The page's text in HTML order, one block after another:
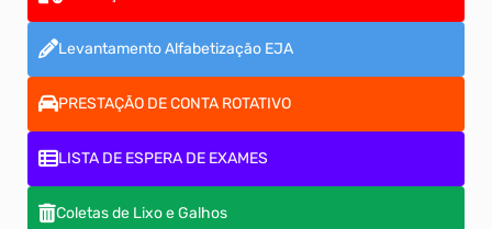
Levantamento Alfabetização EJA
PRESTAÇÃO DE CONTA ROTATIVO
LISTA DE ESPERA DE EXAMES
Coletas de Lixo e Galhos